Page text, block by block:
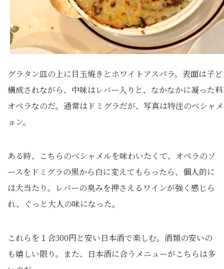
グラタン皿の上に目玉焼きとホワイトアスパラ。表面は子
構成されながら、中味はレバー入りと、なかなかに凝った
オペラなのだ。通常はドミグラだが、写真は特注のベシャ
ョン。
ある時、こちらのベシャメルを味わいたくて、オペラのソ
ースをドミグラの黒から白に変えてもらったら、個人的に
は大当たり。レバーの臭みを押さえるワインが強く感じら
れ、ぐっと大人の味になった。
これらを１合300円と安い日本酒で楽しむ。酒類の安いの
も嬉しい限り。また、日本酒に合うメニューがこちらは多